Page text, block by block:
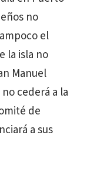
no
el
la isla no
Manuel
cederá a la
de
a sus